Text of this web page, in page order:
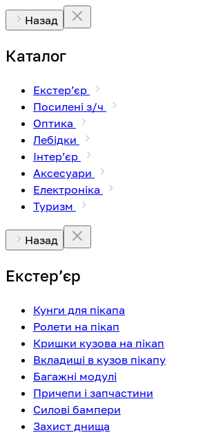
Назад
Каталог
Екстерʼєр
Посилені з/ч
Оптика
Лебідки
Інтерʼєр
Аксесуари
Електроніка
Туризм
Назад
Екстерʼєр
Кунги для пікапа
Ролети на пікап
Кришки кузова на пікап
Вкладиші в кузов пікапу
Багажні модулі
Причепи і запчастини
Силові бампери
Захист днища